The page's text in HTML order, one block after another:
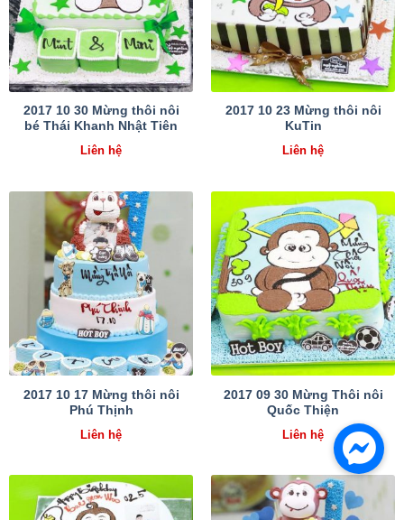
2017 10 30 Mừng thôi nôi
bé Thái Khanh Nhật Tiên
Liên hệ
2017 10 23 Mừng thôi nôi
KuTin
Liên hệ
2017 10 17 Mừng thôi nôi
Phú Thịnh
Liên hệ
2017 09 30 Mừng Thôi nôi
Quốc Thiện
Liên hệ